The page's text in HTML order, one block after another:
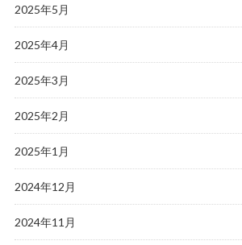
2025年5月
2025年4月
2025年3月
2025年2月
2025年1月
2024年12月
2024年11月